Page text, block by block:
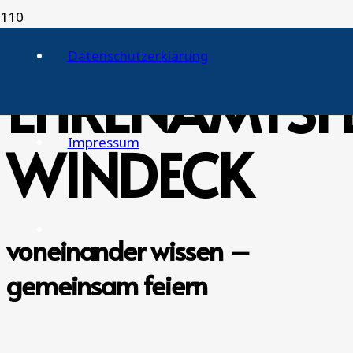
Datenschutzerklärung
Impressum
WINDECK
voneinander wissen –
gemeinsam feiern